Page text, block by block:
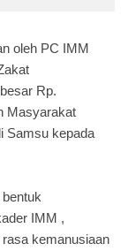
oleh PC IMM
Rp.
Masyarakat
Samsu kepada
IMM ,
kemanusiaan